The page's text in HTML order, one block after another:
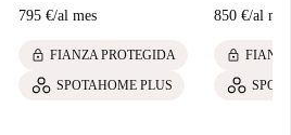
795 €/al mes
lock FIANZA PROTEGIDA
SPOTAHOME PLUS
850 €/al mes
lock